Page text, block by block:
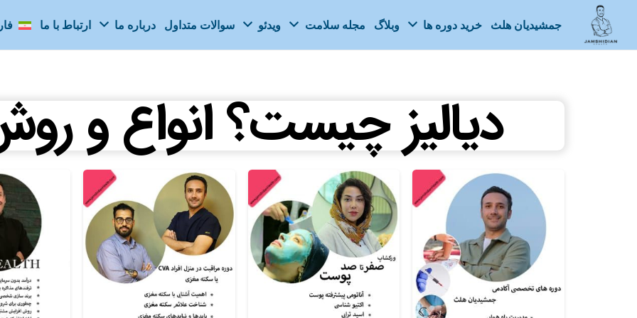
جمشیدیان هلث خرید دوره ها وبلاگ مجله سلامت ویدئو سوالات متداول درباره ما ارتباط با ما
دیالیز چیست؟ انواع و